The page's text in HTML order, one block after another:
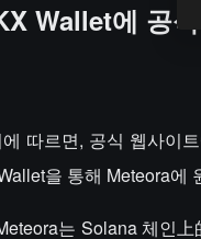
Wallet에 공
따르면, 공식 웹사이
을 통해 Meteora에
는 Solana 체인